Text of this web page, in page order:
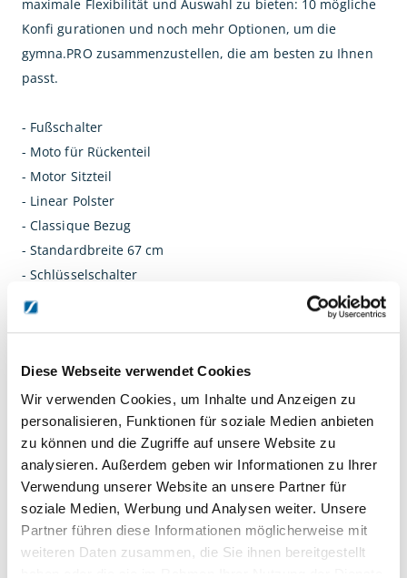
Diese Webseite verwendet Cookies
Wir verwenden Cookies, um Inhalte und Anzeigen zu
personalisieren, Funktionen für soziale Medien anbieten
zu können und die Zugriffe auf unsere Website zu
analysieren. Außerdem geben wir Informationen zu Ihrer
Verwendung unserer Website an unsere Partner für
soziale Medien, Werbung und Analysen weiter. Unsere
Partner führen diese Informationen möglicherweise mit
weiteren Daten zusammen, die Sie ihnen bereitgestellt
maximale Flexibilität und Auswahl zu bieten: 10 mögliche
Konfi gurationen und noch mehr Optionen, um die
gymna.PRO zusammenzustellen, die am besten zu Ihnen
passt.
- Fußschalter
- Moto für Rückenteil
- Motor Sitzteil
- Linear Polster
- Classique Bezug
- Standardbreite 67 cm
- Schlüsselschalter
- Kopfteil manuell
- Seitenpolster
Spezifikationen
Abmessungen: 206 x 67 cm
Gewicht: ± 95 – 110 kg (modellabhängig)
Höhenverstellung: t ± 47 – 97 cm
Hebekapazität: max. 200 kg
Netzspannung: 100 - 240 VAC, 50 - 60 Hz